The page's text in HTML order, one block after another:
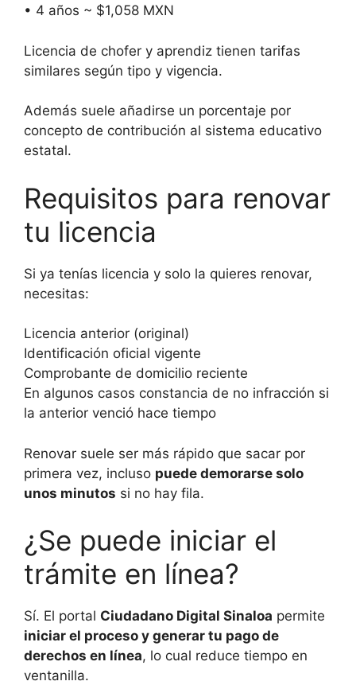
• 4 años ~ $1,058 MXN
Licencia de chofer y aprendiz tienen tarifas
similares según tipo y vigencia.
Además suele añadirse un porcentaje por
concepto de contribución al sistema educativo
estatal.
Requisitos para renovar
tu licencia
Si ya tenías licencia y solo la quieres renovar,
necesitas:
Licencia anterior (original)
Identificación oficial vigente
Comprobante de domicilio reciente
En algunos casos constancia de no infracción si
la anterior venció hace tiempo
Renovar suele ser más rápido que sacar por
primera vez, incluso puede demorarse solo
unos minutos si no hay fila.
¿Se puede iniciar el
trámite en línea?
Sí. El portal Ciudadano Digital Sinaloa permite
iniciar el proceso y generar tu pago de
derechos en línea, lo cual reduce tiempo en
ventanilla.